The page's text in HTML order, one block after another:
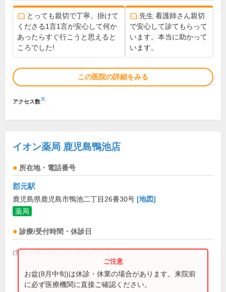
とっても親切で丁寧。掛けて
くださる1言1言が安心して何か
あったらすぐ行こうと思えると
ころでした!
先生 看護師さん親切
で安心して診てもらって
います。本当に助かって
います。
この医院の詳細をみる
アクセス数※
イオン薬局 鹿児島鴨池店
所在地・電話番号
郡元駅
鹿児島県鹿児島市鴨池二丁目26番30号 [地図]
薬局
診療/受付時間・休診日
(営業時間は直接お問い合わせください)
お盆(8月中旬)は休診・休業の場合があります。来院前
に必ず医療機関に直接ご確認ください。